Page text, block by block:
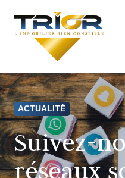
ACTUALITÉ
Suivez-
réseaux